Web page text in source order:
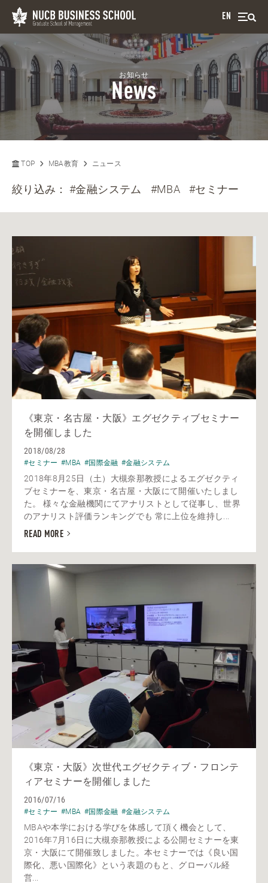
EN
お知らせ
News
TOP MBA教育 ニュース
絞り込み：#金融システム #MBA #セミナー
《東京・名古屋・大阪》エグゼクティブセミナー
を開催しました
2018/08/28
#セミナー #MBA #国際金融 #金融システム
2018年8月25日（土）大槻奈那教授によるエグゼクティ
ブセミナーを、東京・名古屋・大阪にて開催いたしまし
た。 様々な金融機関にてアナリストとして従事し、世界
のアナリスト評価ランキングでも 常に上位を維持し...
READ MORE
《東京・大阪》次世代エグゼクティブ・フロンテ
ィアセミナーを開催しました
2016/07/16
#セミナー #MBA #国際金融 #金融システム
MBAや本学における学びを体感して頂く機会として、
2016年7月16日に大槻奈那教授による公開セミナーを東
京・大阪にて開催致しました。本セミナーでは《良い国
際化、悪い国際化》という表題のもと、グローバル経
営...